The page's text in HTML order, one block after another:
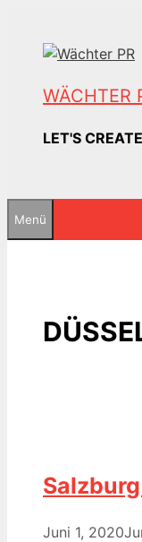
springen
WÄCHTER
LET'S
Menü
Juni 1, 2020